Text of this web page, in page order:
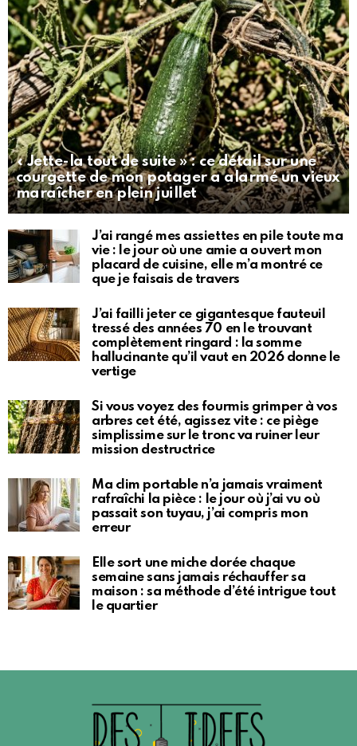
« Jette-la tout de suite » : ce détail sur une
courgette de mon potager a alarmé un vieux
maraîcher en plein juillet
J’ai rangé mes assiettes en pile toute ma
vie : le jour où une amie a ouvert mon
placard de cuisine, elle m’a montré ce
que je faisais de travers
J’ai failli jeter ce gigantesque fauteuil
tressé des années 70 en le trouvant
complètement ringard : la somme
hallucinante qu’il vaut en 2026 donne le
vertige
Si vous voyez des fourmis grimper à vos
arbres cet été, agissez vite : ce piège
simplissime sur le tronc va ruiner leur
mission destructrice
Ma clim portable n’a jamais vraiment
rafraîchi la pièce : le jour où j’ai vu où
passait son tuyau, j’ai compris mon
erreur
Elle sort une miche dorée chaque
semaine sans jamais réchauffer sa
maison : sa méthode d’été intrigue tout
le quartier